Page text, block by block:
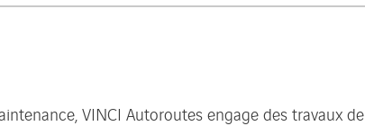
VINCI Autoroutes engage des travaux